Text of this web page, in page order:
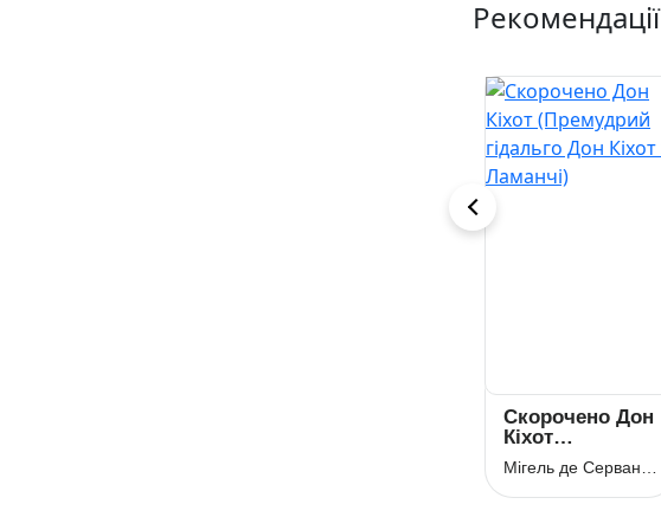
Рекомендації
Скорочено Дон
Кіхот
(Премудрий
гідальго Дон
Кіхот з